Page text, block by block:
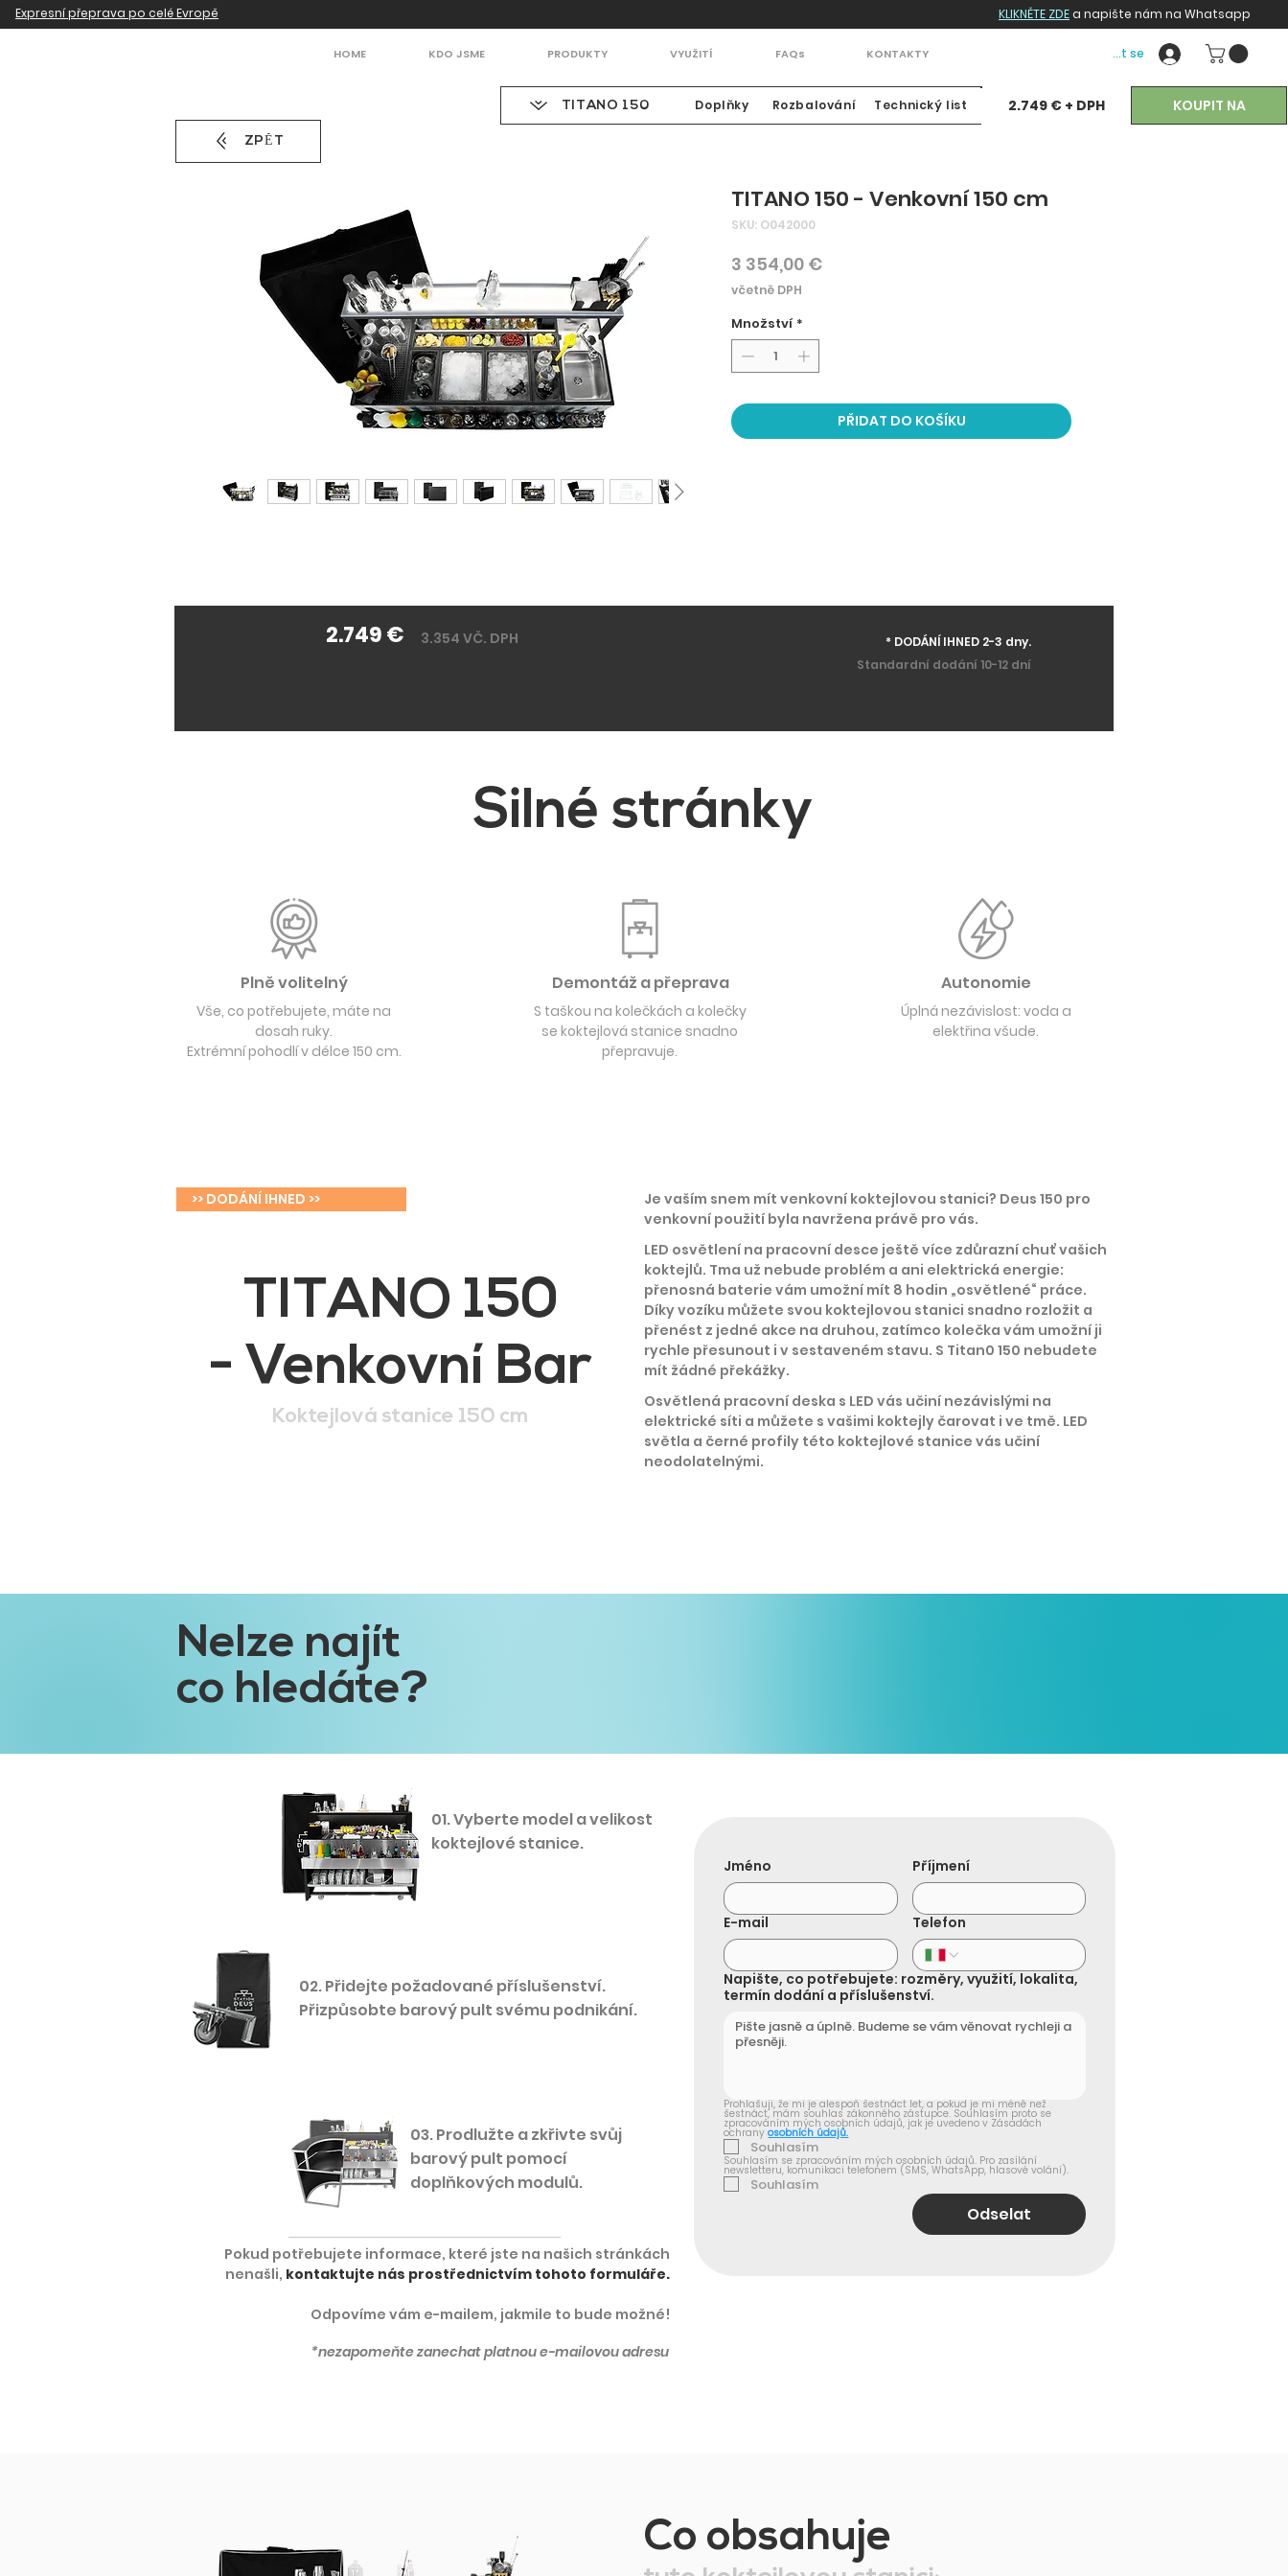
Expresní přeprava po celé Evropě KLIKNĚTE ZDEa napište nám na Whatsapp
HOME KDO JSME PRODUKTY VYUŽITÍ FAQs KONTAKTY Přihlásit se
TITANO 150 Doplňky Rozbalování Technický list 2.749 € + DPH KOUPIT NA
ZPĚT
TITANO 150 - Venkovní 150 cm
SKU: O042000
3 354,00 €Cena
včetně DPH
Množství *
PŘIDAT DO KOŠÍKU
2.749 € 3.354 VČ. DPH
* DODÁNÍ IHNED 2-3 dny.
Standardní dodání 10-12 dní
Silné stránky
Plně volitelný
Vše, co potřebujete, máte na
dosah ruky.
Extrémní pohodlí v délce 150 cm.
Demontáž a přeprava
S taškou na kolečkách a kolečky
se koktejlová stanice snadno
přepravuje.
Autonomie
Úplná nezávislost: voda a
elektřina všude.
>> DODÁNÍ IHNED >>
TITANO 150
- Venkovní Bar
Koktejlová stanice 150 cm
Je vaším snem mít venkovní koktejlovou stanici? Deus 150 pro
venkovní použití byla navržena právě pro vás.
LED osvětlení na pracovní desce ještě více zdůrazní chuť vašich
koktejlů. Tma už nebude problém a ani elektrická energie:
přenosná baterie vám umožní mít 8 hodin „osvětlené“ práce.
Díky vozíku můžete svou koktejlovou stanici snadno rozložit a
přenést z jedné akce na druhou, zatímco kolečka vám umožní ji
rychle přesunout i v sestaveném stavu. S Titan0 150 nebudete
mít žádné překážky.
Osvětlená pracovní deska s LED vás učiní nezávislými na
elektrické síti a můžete s vašimi koktejly čarovat i ve tmě. LED
světla a černé profily této koktejlové stanice vás učiní
neodolatelnými.
Nelze najít
co hledáte?
01. Vyberte model a velikost
koktejlové stanice.
03. Prodlužte a zkřivte svůj
barový pult pomocí
doplňkových modulů.
02. Přidejte požadované příslušenství.
Přizpůsobte barový pult svému podnikání.
Pokud potřebujete informace, které jste na našich stránkách
nenašli, kontaktujte nás prostřednictvím tohoto formuláře.
Odpovíme vám e-mailem, jakmile to bude možné!
*nezapomeňte zanechat platnou e-mailovou adresu
Jméno Příjmení
E-mail Telefon
Napište, co potřebujete: rozměry, využití, lokalita,
termín dodání a příslušenství.
Prohlašuji, že mi je alespoň šestnáct let, a pokud je mi méně než
šestnáct, mám souhlas zákonného zástupce. Souhlasím proto se
zpracováním mých osobních údajů, jak je uvedeno v Zásadách
ochrany osobních údajů.
Souhlasím
Souhlasím se zpracováním mých osobních údajů. Pro zasílání
newsletteru, komunikaci telefonem (SMS, WhatsApp, hlasové volání).
Souhlasím
Odselat
Co obsahuje